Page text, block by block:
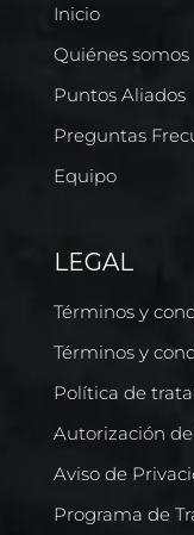
Inicio
Quiénes somos
Puntos Aliados
Preguntas
Equipo
LEGAL
Términos y
Términos y
Política de
Autorización
Aviso de
Programa de